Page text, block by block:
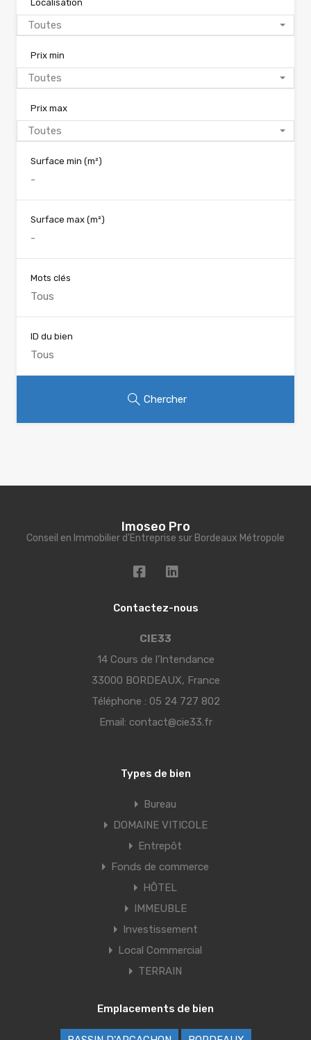
Localisation
Toutes
Prix min
Toutes
Prix max
Toutes
Surface min (m²)
Surface max (m²)
Mots clés
ID du bien
Chercher
Imoseo Pro
Conseil en Immobilier d'Entreprise sur Bordeaux Métropole
Contactez-nous
CIE33
14 Cours de l’Intendance
33000 BORDEAUX, France
Téléphone : 05 24 727 802
Email: contact@cie33.fr
Types de bien
Bureau
DOMAINE VITICOLE
Entrepôt
Fonds de commerce
HÔTEL
IMMEUBLE
Investissement
Local Commercial
TERRAIN
Emplacements de bien